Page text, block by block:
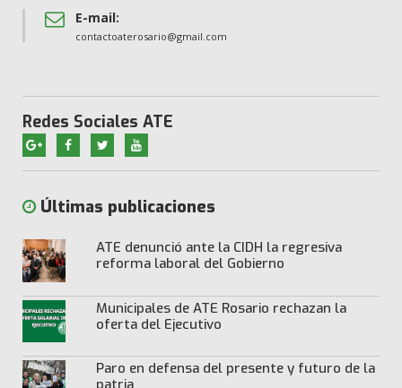
E-mail:
contactoaterosario@gmail.com
Redes Sociales ATE
Últimas publicaciones
ATE denunció ante la CIDH la regresiva
reforma laboral del Gobierno
Municipales de ATE Rosario rechazan la
oferta del Ejecutivo
Paro en defensa del presente y futuro de la